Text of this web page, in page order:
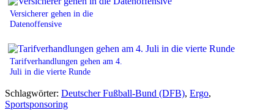
Versicherer gehen in die
Datenoffensive
Tarifverhandlungen gehen am 4.
Juli in die vierte Runde
Schlagwörter: Deutscher Fußball-Bund (DFB), Ergo,
Sportsponsoring